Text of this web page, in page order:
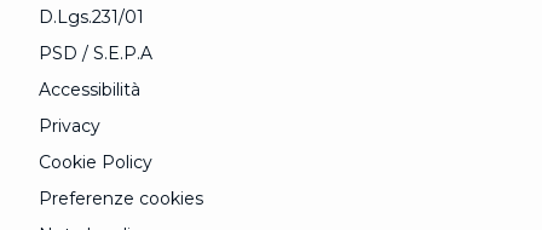
D.Lgs.231/01
PSD / S.E.P.A
Accessibilità
Privacy
Cookie Policy
Preferenze cookies